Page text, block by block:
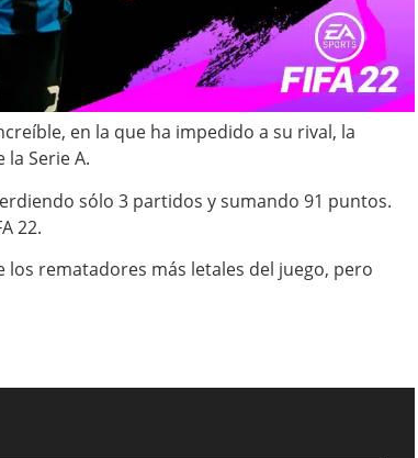
en la que ha impedido a su rival, la
Serie A.
sólo 3 partidos y sumando 91 puntos.
22.
los rematadores más letales del juego, pero